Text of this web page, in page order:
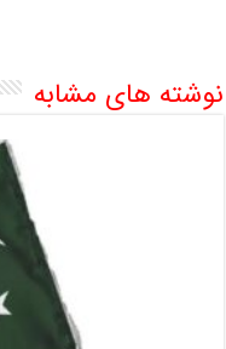
نوشته های مشابه